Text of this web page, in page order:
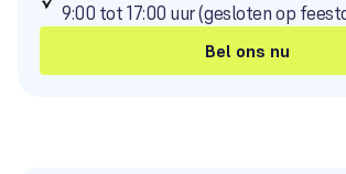
9:00 tot 17:00 uur (gesloten op
Bel ons nu